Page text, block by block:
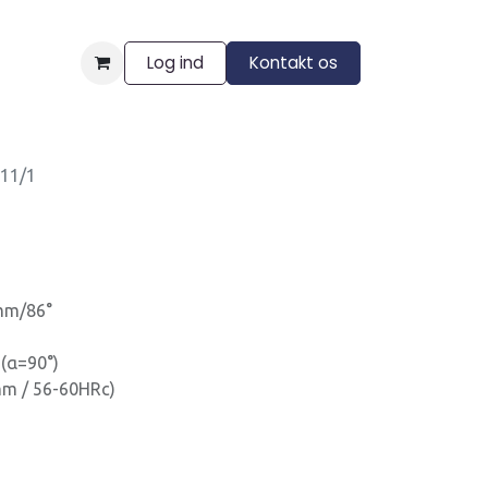
Log ind Kontakt os
1
86°
/ 56-60HRc)